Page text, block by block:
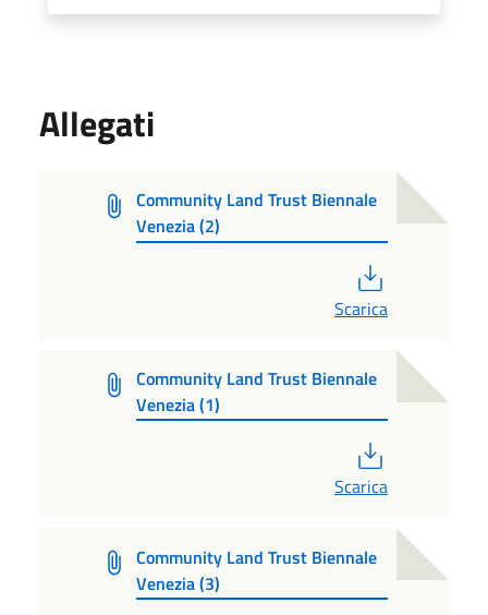
Allegati
Community Land Trust Biennale
Venezia (2)
Scarica
Community Land Trust Biennale
Venezia (1)
Scarica
Community Land Trust Biennale
Venezia (3)